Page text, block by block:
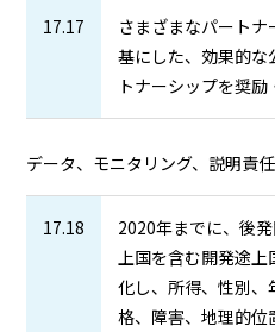
17.17
さまざまなパート
基にした、効果的な
トナーシップを奨励
データ、モニタリング、説明責任
17.18
2020年までに、後
上国を含む開発途
化し、所得、性別
格、障害、地理的